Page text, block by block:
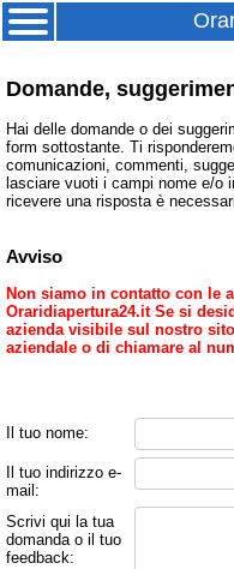
Domande,
Hai delle domande o dei
form sottostante. Ti
comunicazioni, commenti,
lasciare vuoti i campi nome e/o
ricevere una risposta è
Avviso
Non siamo in contatto con le
Oraridiapertura24.it Se si
azienda visibile sul nostro
aziendale o di chiamare al
Il tuo nome:
Il tuo indirizzo e-
mail:
Scrivi qui la tua
domanda o il tuo
feedback: